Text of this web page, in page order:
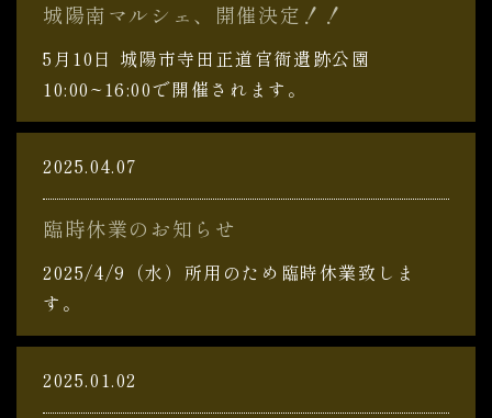
城陽南マルシェ、開催決定！！
5月10日 城陽市寺田正道官衙遺跡公園
10:00~16:00で開催されます。
2025.04.07
臨時休業のお知らせ
2025/4/9（水）所用のため臨時休業致しま
す。
2025.01.02